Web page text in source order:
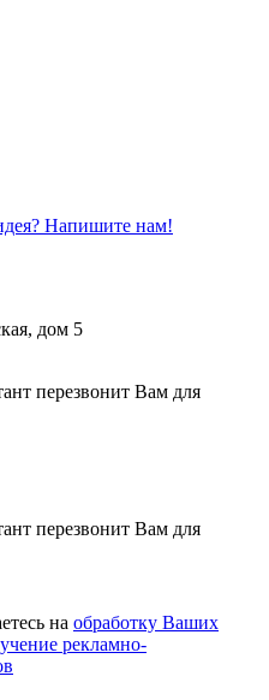
Напишите нам!
дом 5
перезвонит Вам для
перезвонит Вам для
на обработку Ваших
рекламно-